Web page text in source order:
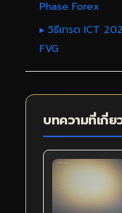
Phase Forex
▸ วิธีเทรด ICT
FVG
บทความที่เกี่